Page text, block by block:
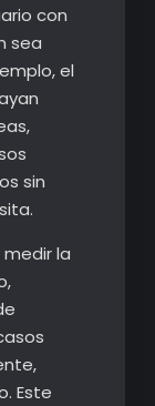
con
sea
el
sin
la
Este